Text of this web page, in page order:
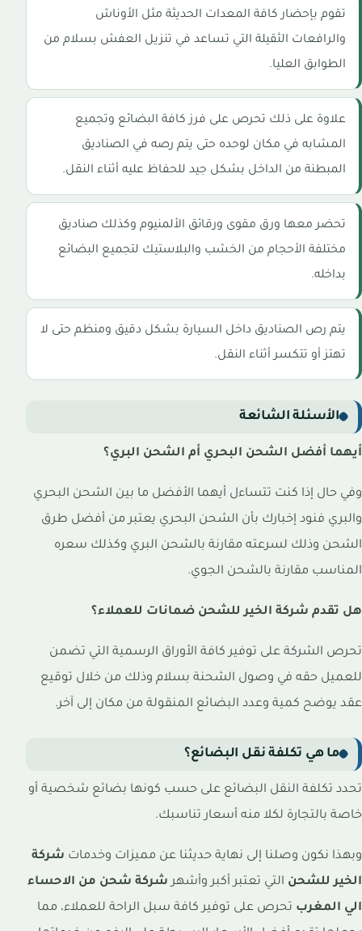
تقوم بإحضار كافة المعدات الحديثة مثل الأوناش
والرافعات الثقيلة التي تساعد في تنزيل العفش بسلام من
الطوابق العليا.
علاوة على ذلك تحرص على فرز كافة البضائع وتجميع
المشابه في مكان لوحده حتى يتم رصه في الصناديق
المبطنة من الداخل بشكل جيد للحفاظ عليه أثناء النقل.
تحضر معها ورق مقوى ورقائق الألمنيوم وكذلك صناديق
مختلفة الأحجام من الخشب والبلاستيك لتجميع البضائع
بداخله.
يتم رص الصناديق داخل السيارة بشكل دقيق ومنظم حتى لا
تهتز أو تتكسر أثناء النقل.
الأسئلة الشائعة
أيهما أفضل الشحن البحري أم الشحن البري؟
وفي حال إذا كنت تتساءل أيهما الأفضل ما بين الشحن البحري
والبري فنود إخبارك بأن الشحن البحري يعتبر من أفضل طرق
الشحن وذلك لسرعته مقارنة بالشحن البري وكذلك سعره
المناسب مقارنة بالشحن الجوي.
هل تقدم شركة الخير للشحن ضمانات للعملاء؟
تحرص الشركة على توفير كافة الأوراق الرسمية التي تضمن
للعميل حقه في وصول الشحنة بسلام وذلك من خلال توقيع
عقد يوضح كمية وعدد البضائع المنقولة من مكان إلى آخر.
ما هي تكلفة نقل البضائع؟
تحدد تكلفة النقل البضائع على حسب كونها بضائع شخصية أو
خاصة بالتجارة لكلا منه أسعار تناسبك.
وبهذا نكون وصلنا إلى نهاية حديثنا عن مميزات وخدمات شركة
الخير للشحن التي تعتبر أكبر وأشهر شركة شحن من الاحساء
الي المغرب تحرص على توفير كافة سبل الراحة للعملاء، مما